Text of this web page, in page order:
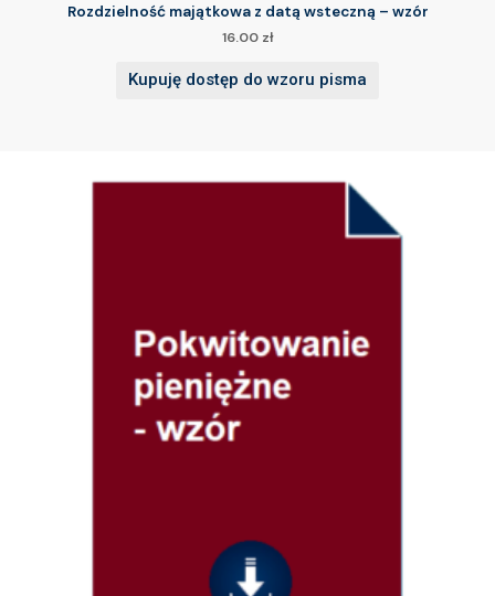
Rozdzielność majątkowa z datą wsteczną – wzór
16.00 zł
Kupuję dostęp do wzoru pisma